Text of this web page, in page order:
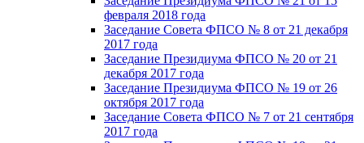
февраля 2018 года
Заседание Совета ФПСО № 8 от 21 декабря
2017 года
Заседание Президиума ФПСО № 20 от 21
декабря 2017 года
Заседание Президиума ФПСО № 19 от 26
октября 2017 года
Заседание Совета ФПСО № 7 от 21 сентября
2017 года